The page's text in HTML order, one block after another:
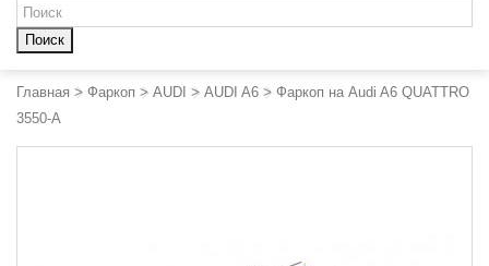
Поиск
Главная > Фаркоп > AUDI > AUDI A6 > Фаркоп на Audi A6 QUATTRO
3550-A